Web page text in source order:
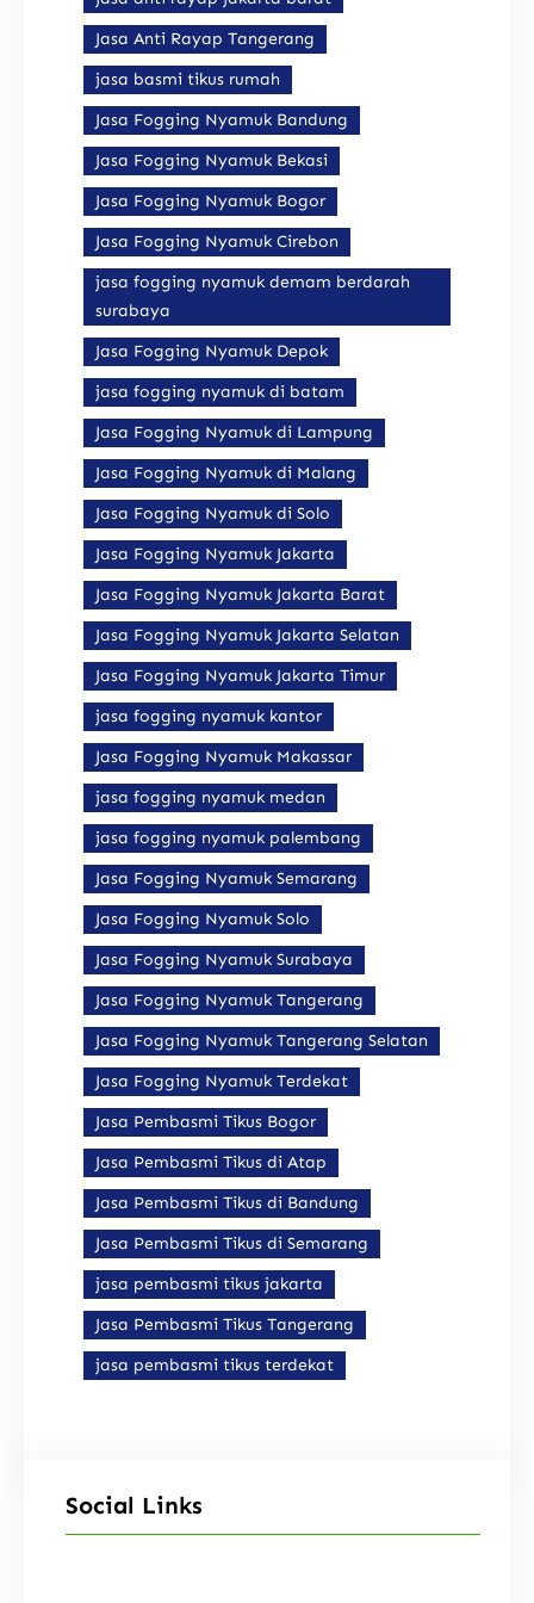
Jasa Anti Rayap Tangerang
jasa basmi tikus rumah
Jasa Fogging Nyamuk Bandung
Jasa Fogging Nyamuk Bekasi
Jasa Fogging Nyamuk Bogor
Jasa Fogging Nyamuk Cirebon
jasa fogging nyamuk demam berdarah
surabaya
Jasa Fogging Nyamuk Depok
jasa fogging nyamuk di batam
Jasa Fogging Nyamuk di Lampung
Jasa Fogging Nyamuk di Malang
Jasa Fogging Nyamuk di Solo
Jasa Fogging Nyamuk Jakarta
Jasa Fogging Nyamuk Jakarta Barat
Jasa Fogging Nyamuk Jakarta Selatan
Jasa Fogging Nyamuk Jakarta Timur
jasa fogging nyamuk kantor
Jasa Fogging Nyamuk Makassar
jasa fogging nyamuk medan
jasa fogging nyamuk palembang
Jasa Fogging Nyamuk Semarang
Jasa Fogging Nyamuk Solo
Jasa Fogging Nyamuk Surabaya
Jasa Fogging Nyamuk Tangerang
Jasa Fogging Nyamuk Tangerang Selatan
Jasa Fogging Nyamuk Terdekat
Jasa Pembasmi Tikus Bogor
Jasa Pembasmi Tikus di Atap
Jasa Pembasmi Tikus di Bandung
Jasa Pembasmi Tikus di Semarang
jasa pembasmi tikus jakarta
Jasa Pembasmi Tikus Tangerang
jasa pembasmi tikus terdekat
Social Links